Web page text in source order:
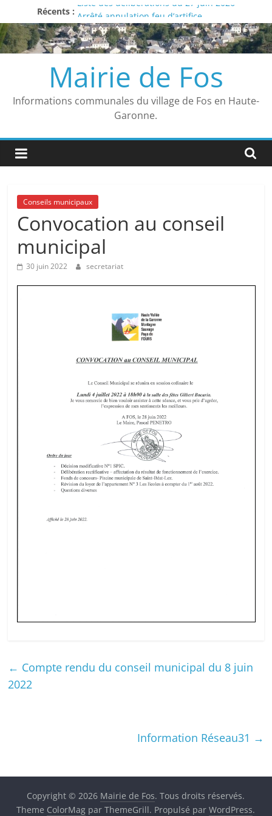
au
contenu
Récents :
Liste des délibérations du 27 juin 2026
Arrêté annulation feu d’artifice
Avis
Vigilance ROUGE
Mairie de Fos
Informations communales du village de Fos en Haute-
Garonne.
Conseils municipaux
Convocation au conseil
municipal
30 juin 2022 secretariat
← Compte rendu du conseil municipal du 8 juin
2022
Information Réseau31 →
Copyright © 2026 Mairie de Fos. Tous droits réservés.
Theme ColorMag par ThemeGrill. Propulsé parWordPress.